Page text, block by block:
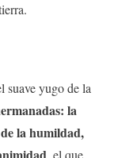
suave yugo de la
la
la humildad,
, el que